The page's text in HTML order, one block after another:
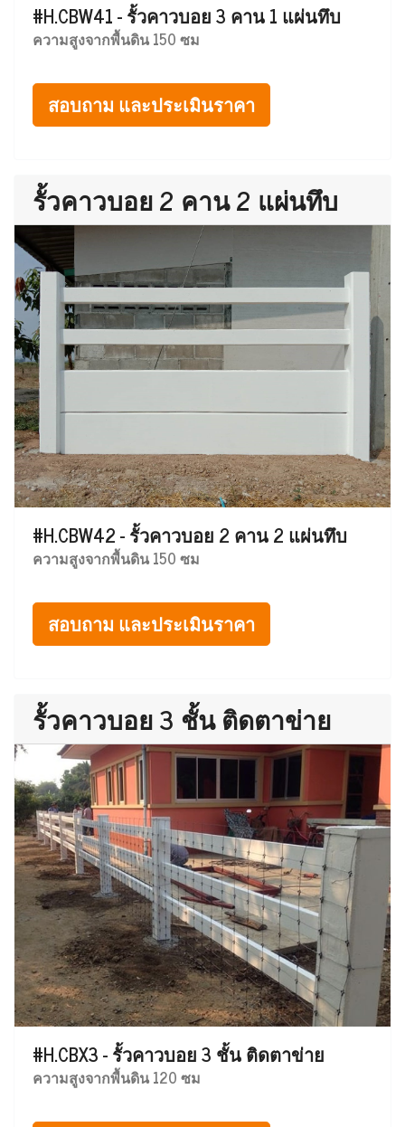
#H.CBW41 - รั้วคาวบอย 3 คาน 1 แผ่นทึบ
ความสูงจากพื้นดิน 150 ซม
สอบถาม และประเมินราคา
รั้วคาวบอย 2 คาน 2 แผ่นทึบ
#H.CBW42 - รั้วคาวบอย 2 คาน 2 แผ่นทึบ
ความสูงจากพื้นดิน 150 ซม
สอบถาม และประเมินราคา
รั้วคาวบอย 3 ชั้น ติดตาข่าย
#H.CBX3 - รั้วคาวบอย 3 ชั้น ติดตาข่าย
ความสูงจากพื้นดิน 120 ซม